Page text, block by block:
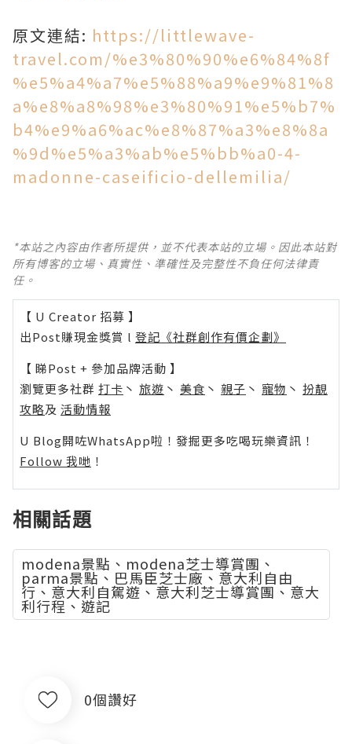
原文連結: https://littlewave-
travel.com/%e3%80%90%e6%84%8f
%e5%a4%a7%e5%88%a9%e9%81%8
a%e8%a8%98%e3%80%91%e5%b7%
b4%e9%a6%ac%e8%87%a3%e8%8a
%9d%e5%a3%ab%e5%bb%a0-4-
madonne-caseificio-dellemilia/
*本站之內容由作者所提供，並不代表本站的立場。因此本站對
所有博客的立場、真實性、準確性及完整性不負任何法律責
任。
【 U Creator 招募 】
出Post賺現金獎賞 l 登記《社群創作有價企劃》
【 睇Post + 參加品牌活動 】
瀏覽更多社群 打卡 丶 旅遊 丶 美食 丶 親子 丶 寵物 丶 扮靚
攻略及 活動情報
U Blog開咗WhatsApp啦！發掘更多吃喝玩樂資訊！
Follow 我哋 ！
相關話題
modena景點、modena芝士導賞團、
parma景點、巴馬臣芝士廠、意大利自由
行、意大利自駕遊、意大利芝士導賞團、意大
利行程、遊記
0個讚好